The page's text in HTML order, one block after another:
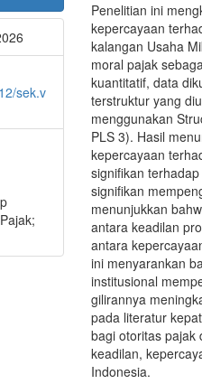
sek.v
Penelitian ini
kepercayaan
kalangan Usaha
moral pajak
kuantitatif, data
terstruktur yang
menggunakan
PLS 3). Hasil
kepercayaan
signifikan
signifikan
menunjukkan
antara keadilan
antara
ini menyarankan
institusional
gilirannya
pada literatur
bagi otoritas pajak
keadilan,
Indonesia.